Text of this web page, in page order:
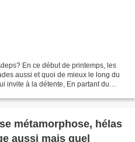
En ce début de printemps, les
aussi et quoi de mieux le long du
invite à la détente, En partant du
hélas